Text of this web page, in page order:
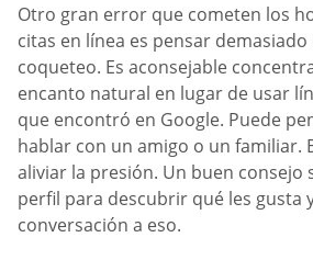
Otro gran error que cometen los
citas en línea es pensar
coqueteo. Es aconsejable
encanto natural en lugar de usar
que encontró en Google. Puede
hablar con un amigo o un familiar.
aliviar la presión. Un buen consejo
perfil para descubrir qué les gusta
conversación a eso.